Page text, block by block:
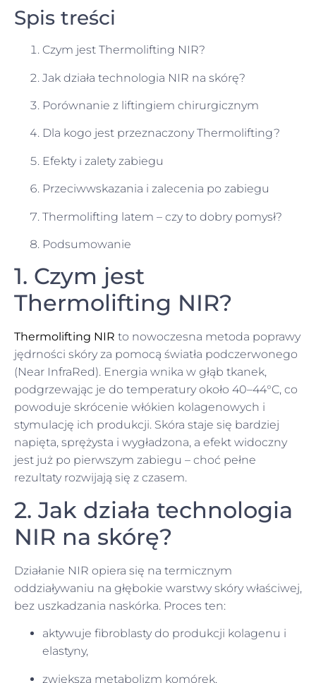
Spis treści
Czym jest Thermolifting NIR?
Jak działa technologia NIR na skórę?
Porównanie z liftingiem chirurgicznym
Dla kogo jest przeznaczony Thermolifting?
Efekty i zalety zabiegu
Przeciwwskazania i zalecenia po zabiegu
Thermolifting latem – czy to dobry pomysł?
Podsumowanie
1. Czym jest
Thermolifting NIR?
Thermolifting NIR to nowoczesna metoda poprawy
jędrności skóry za pomocą światła podczerwonego
(Near InfraRed). Energia wnika w głąb tkanek,
podgrzewając je do temperatury około 40–44°C, co
powoduje skrócenie włókien kolagenowych i
stymulację ich produkcji. Skóra staje się bardziej
napięta, sprężysta i wygładzona, a efekt widoczny
jest już po pierwszym zabiegu – choć pełne
rezultaty rozwijają się z czasem.
2. Jak działa technologia
NIR na skórę?
Działanie NIR opiera się na termicznym
oddziaływaniu na głębokie warstwy skóry właściwej,
bez uszkadzania naskórka. Proces ten:
aktywuje fibroblasty do produkcji kolagenu i
elastyny,
zwiększa metabolizm komórek,